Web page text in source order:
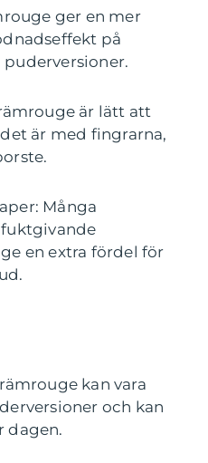
ger en mer
på
är lätt att
är med fingrarna,
Många
en extra fördel för
kan vara
och kan
dagen.